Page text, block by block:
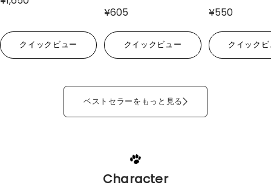
クイックビュー
¥605
クイックビュー
¥550
クイック
ベストセラーをもっと見る
Character